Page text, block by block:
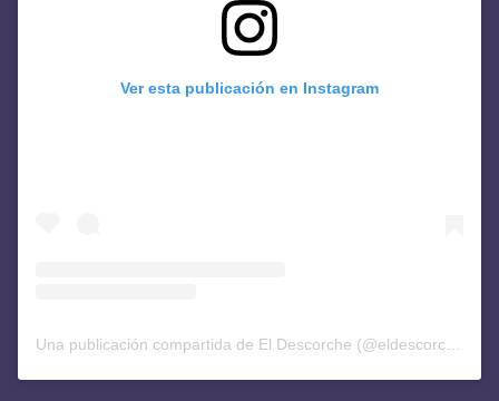
Ver esta publicación en Instagram
Una publicación compartida de El Descorche (@eldescorchediario)